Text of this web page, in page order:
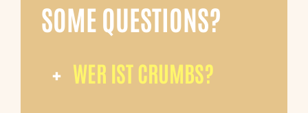
SOME QUESTIONS?
+ WER IST CRUMBS?